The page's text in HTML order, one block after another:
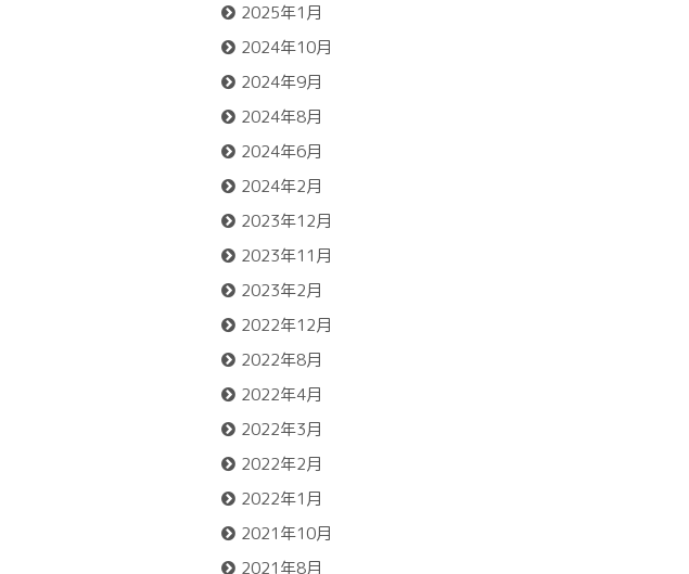
2025年1月
2024年10月
2024年9月
2024年8月
2024年6月
2024年2月
2023年12月
2023年11月
2023年2月
2022年12月
2022年8月
2022年4月
2022年3月
2022年2月
2022年1月
2021年10月
2021年8月